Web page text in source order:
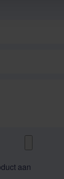
aan